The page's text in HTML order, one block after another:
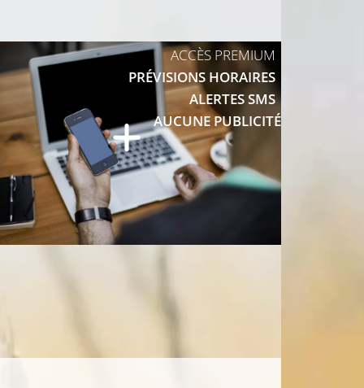
ACCÈS PREMIUM
PRÉVISIONS HORAIRES
ALERTES SMS
AUCUNE PUBLICITÉ